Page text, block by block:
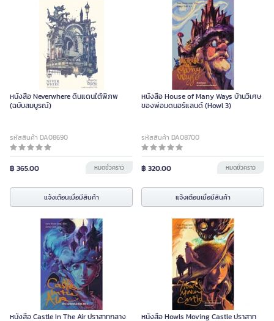
หนังสือ Neverwhere ดินแดนใต้พิภพ
(ฉบับสมบูรณ์)
รหัสสินค้า DA08690
฿ 365.00 หมดชั่วคราว
แจ้งเตือนเมื่อมีสินค้า
หนังสือ House of Many Ways บ้านวิเศษ
ของพ่อมดนอร์แลนด์ (Howl 3)
รหัสสินค้า DA08700
฿ 320.00 หมดชั่วคราว
แจ้งเตือนเมื่อมีสินค้า
หนังสือ Castle In The Air ปราสาทกลาง
หนังสือ Howls Moving Castle ปราสาท